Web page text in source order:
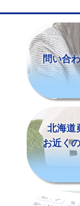
問い合
北海道
お近く